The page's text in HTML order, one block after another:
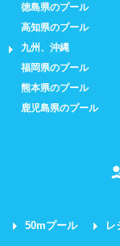
徳島県のプール
高知県のプール
九州、沖縄
福岡県のプール
熊本県のプール
鹿児島県のプール
50mプール レ
バスタオル
浮き輪類
ホテル宿泊者